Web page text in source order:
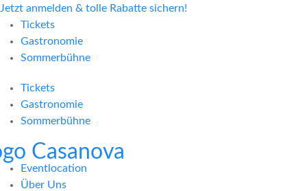
Jetzt anmelden & tolle Rabatte sichern!
Tickets
Gastronomie
Sommerbühne
Tickets
Gastronomie
Sommerbühne
Eventlocation
Über Uns